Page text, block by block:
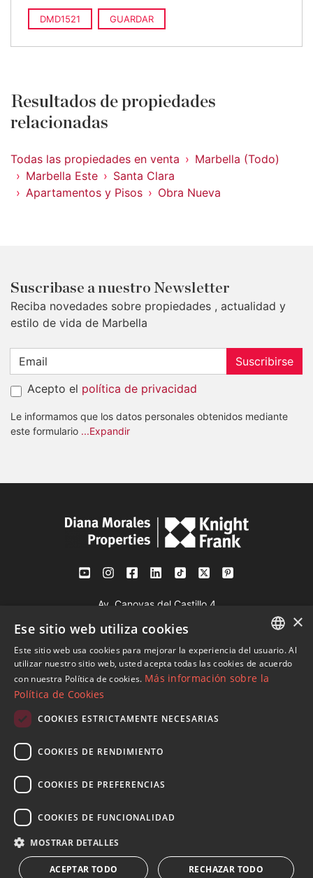
DMD1521 GUARDAR
Resultados de propiedades
relacionadas
Todas las propiedades en venta
Marbella (Todo)
Marbella Este
Santa Clara
Apartamentos y Pisos
Obra Nueva
Suscribase a nuestro Newsletter
Reciba novedades sobre propiedades , actualidad y
estilo de vida de Marbella
Suscribirse
Acepto el política de privacidad
Le informamos que los datos personales obtenidos mediante
este formulario ...Expandir
Av. Canovas del Castillo 4
29601 Marbella
Ver en mapa
Mob:+34 601 636 766
info@dmproperties.com
© Copyright 1989 - 2026 Diana Morales Properties Knight
Frank ·
Web & SEO
ENGLISH
SPANISH
×
Ese sitio web utiliza cookies
Este sitio web usa cookies para mejorar la experiencia del usuario. Al
utilizar nuestro sitio web, usted acepta todas las cookies de acuerdo
con nuestra Política de cookies. Más información sobre la
Política de Cookies
COOKIES ESTRICTAMENTE NECESARIAS
COOKIES DE RENDIMIENTO
COOKIES DE PREFERENCIAS
COOKIES DE FUNCIONALIDAD
MOSTRAR DETALLES
ACEPTAR TODO RECHAZAR TODO